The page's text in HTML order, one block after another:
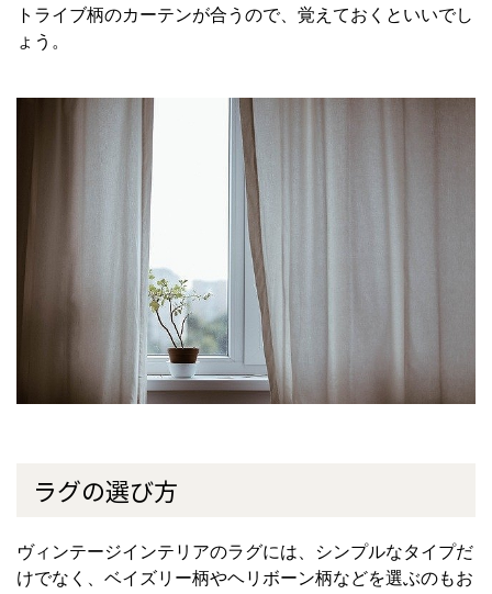
トライブ柄のカーテンが合うので、覚えておくといいでし
ょう。
ラグの選び方
ヴィンテージインテリアのラグには、シンプルなタイプだ
けでなく、ベイズリー柄やヘリボーン柄などを選ぶのもお